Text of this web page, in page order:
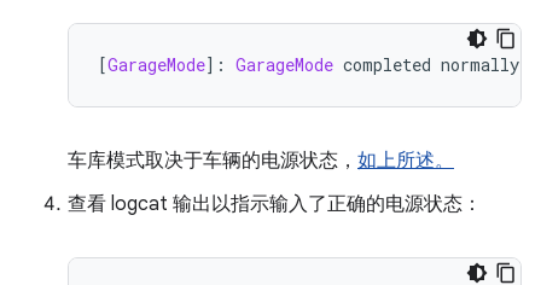
[GarageMode]: GarageMode completed normally
车库模式取决于车辆的电源状态， 如上所述。
查看 logcat 输出以指示输入了正确的电源状态：